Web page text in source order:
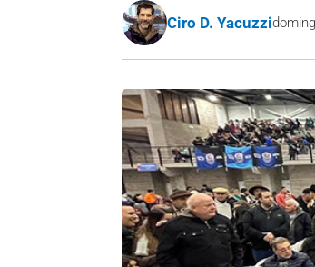
Ciro D. Yacuzzi